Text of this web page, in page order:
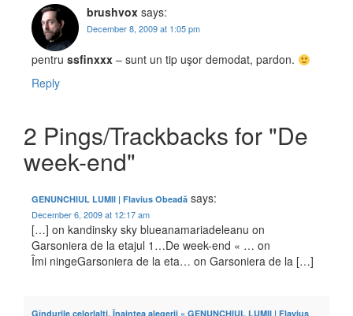
brushvox says:
December 8, 2009 at 1:05 pm
pentru ssfinxxx – sunt un tip uşor demodat, pardon.
Reply
2 Pings/Trackbacks for "De
week-end"
GENUNCHIUL LUMII | Flavius Obeadă says:
December 6, 2009 at 12:17 am
[…] on kandinsky sky blueanamariadeleanu on
Garsoniera de la etajul 1…De week-end « … on
Îmi ningeGarsoniera de la eta… on Garsoniera de la […]
Gîndurile celorlalţi. Înaintea alegerii « GENUNCHIUL LUMII | Flavius